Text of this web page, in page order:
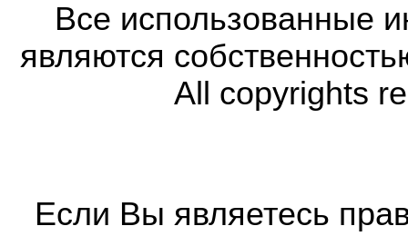
Все использованные
являются
All copyrights
Если Вы являетесь